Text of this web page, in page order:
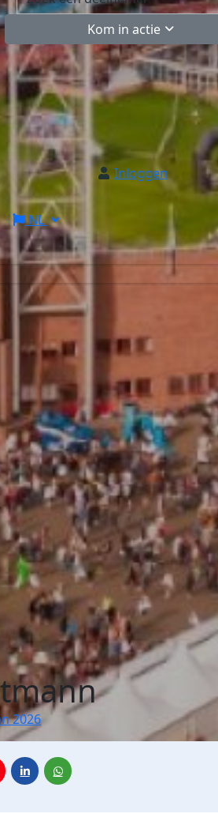
Kom in actie
Inloggen
NL
2026